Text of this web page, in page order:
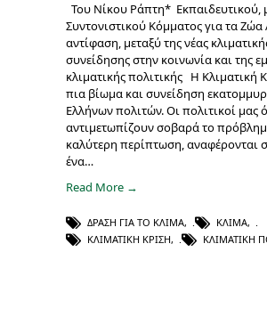
Του Νίκου Ράπτη* Εκπαιδευτικού,
Συντονιστικού Κόμματος για τα
αντίφαση, μεταξύ της νέας
συνείδησης στην κοινωνία και της
κλιματικής πολιτικής Η Κλιματική
πια βίωμα και συνείδηση
Ελλήνων πολιτών. Οι πολιτικοί μας
αντιμετωπίζουν σοβαρά το
καλύτερη περίπτωση, αναφέρονται
ένα…
Read More →
ΔΡΆΣΗ ΓΙΑ ΤΟ ΚΛΊΜΑ, ΚΛΊΜΑ,
ΚΛΙΜΑΤΙΚΉ ΚΡΊΣΗ, ΚΛΙΜΑΤΙΚΉ